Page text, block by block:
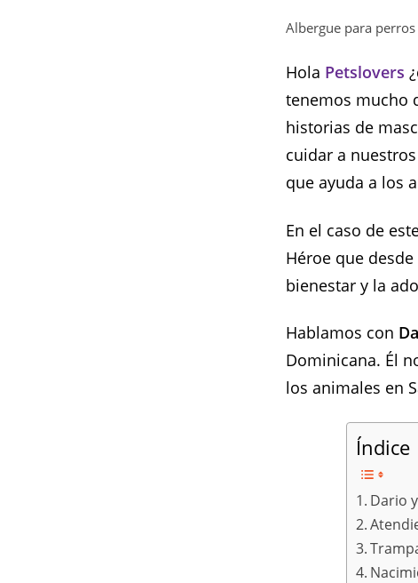
Albergue para
Hola Petslovers
tenemos mucho
historias de
cuidar a
que ayuda a los
En el caso de
Héroe que
bienestar y la
Hablamos con
Dominicana. Él
los animales en
Índice
Dario